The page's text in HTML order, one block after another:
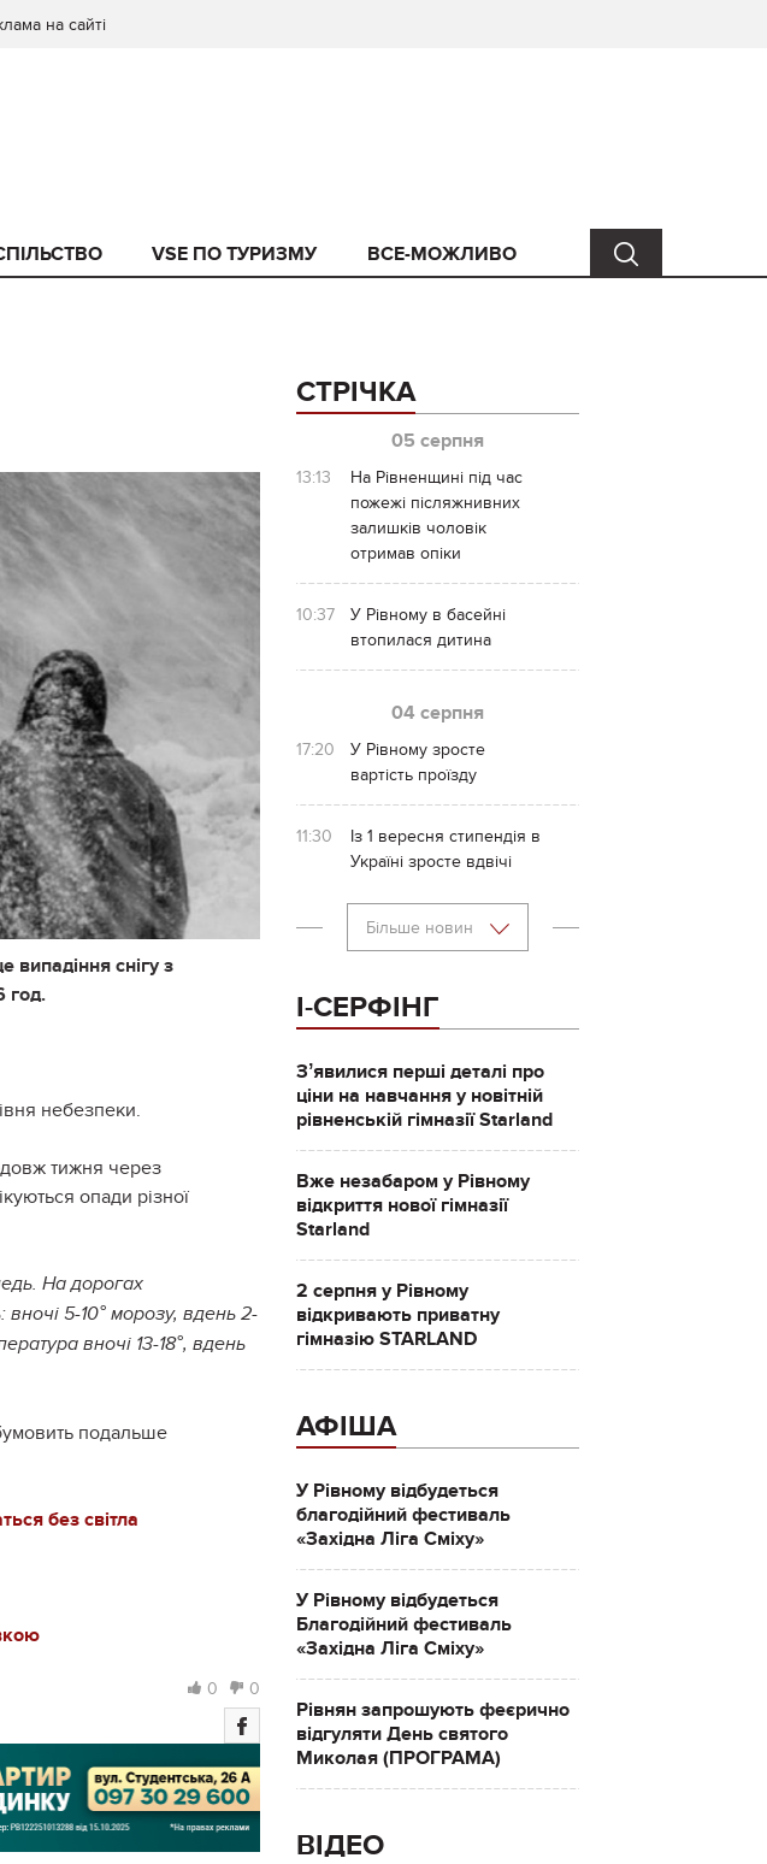
на сайті
VSE ПО ТУРИЗМУ ВСЕ-МОЖЛИВО
випадіння снігу з
год.
небезпеки.
тижня через
опади різної
На дорогах
5-10° морозу, вдень 2-
вночі 13-18°, вдень
подальше
без світла
0 0
СТРІЧКА
05 серпня
13:13
На Рівненщині під час
пожежі післяжнивних
залишків чоловік
отримав опіки
10:37
У Рівному в басейні
втопилася дитина
04 серпня
17:20
У Рівному зросте
вартість проїзду
11:30
Із 1 вересня стипендія в
Україні зросте вдвічі
Більше новин
І-СЕРФІНГ
Зʼявилися перші деталі про
ціни на навчання у новітній
рівненській гімназії Starland
Вже незабаром у Рівному
відкриття нової гімназії
Starland
2 серпня у Рівному
відкривають приватну
гімназію STARLAND
АФІША
У Рівному відбудеться
благодійний фестиваль
«Західна Ліга Сміху»
У Рівному відбудеться
Благодійний фестиваль
«Західна Ліга Сміху»
Рівнян запрошують феєрично
відгуляти День святого
Миколая (ПРОГРАМА)
ВІДЕО